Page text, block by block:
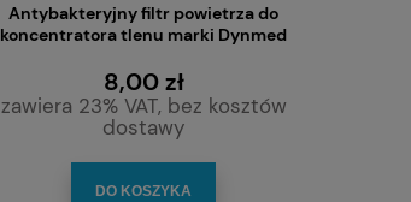
Antybakteryjny filtr powietrza do
koncentratora tlenu marki Dynmed
8,00 zł
zawiera 23% VAT, bez kosztów
dostawy
DO KOSZYKA